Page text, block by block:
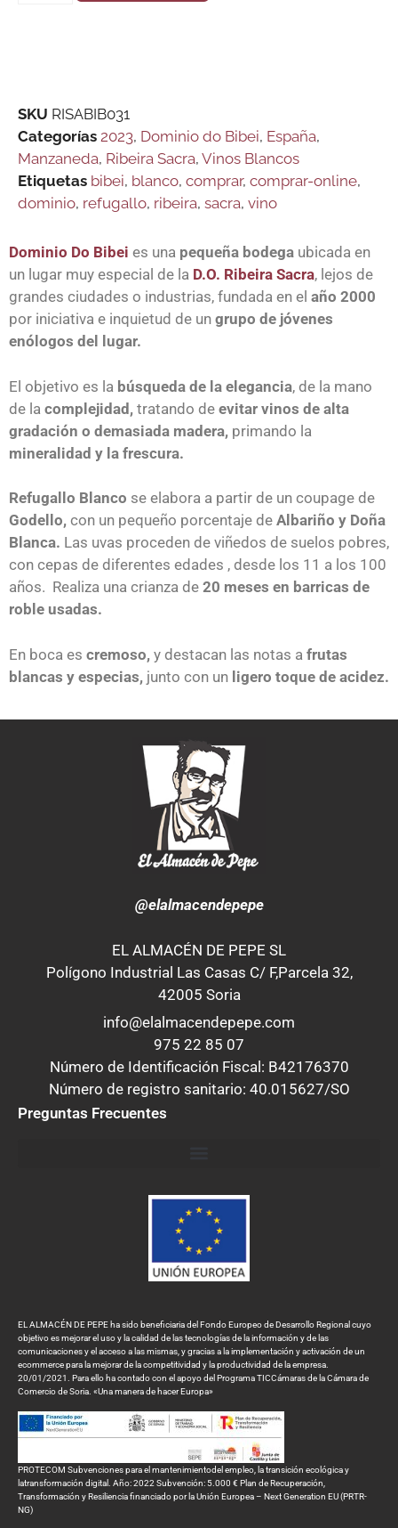
SKU RISABIB031
Categorías 2023, Dominio do Bibei, España,
Manzaneda, Ribeira Sacra, Vinos Blancos
Etiquetas bibei, blanco, comprar, comprar-online,
dominio, refugallo, ribeira, sacra, vino
Dominio Do Bibei es una pequeña bodega ubicada en
un lugar muy especial de la D.O. Ribeira Sacra, lejos de
grandes ciudades o industrias, fundada en el año 2000
por iniciativa e inquietud de un grupo de jóvenes
enólogos del lugar.
El objetivo es la búsqueda de la elegancia, de la mano
de la complejidad, tratando de evitar vinos de alta
gradación o demasiada madera, primando la
mineralidad y la frescura.
Refugallo Blanco se elabora a partir de un coupage de
Godello, con un pequeño porcentaje de Albariño y Doña
Blanca. Las uvas proceden de viñedos de suelos pobres,
con cepas de diferentes edades , desde los 11 a los 100
años. Realiza una crianza de 20 meses en barricas de
roble usadas.
En boca es cremoso, y destacan las notas a frutas
blancas y especias, junto con un ligero toque de acidez.
@elalmacendepepe
EL ALMACÉN DE PEPE SL
Polígono Industrial Las Casas C/ F,Parcela 32,
42005 Soria
info@elalmacendepepe.com
975 22 85 07
Número de Identificación Fiscal: B42176370
Número de registro sanitario: 40.015627/SO
Preguntas Frecuentes
EL ALMACÉN DE PEPE ha sido beneficiaria del Fondo Europeo de Desarrollo Regional cuyo
objetivo es mejorar el uso y la calidad de las tecnologías de la información y de las
comunicaciones y el acceso a las mismas, y gracias a la implementación y activación de un
ecommerce para la mejorar de la competitividad y la productividad de la empresa.
20/01/2021. Para ello ha contado con el apoyo del Programa TICCámaras de la Cámara de
Comercio de Soria. «Una manera de hacer Europa»
PROTECOM Subvenciones para el mantenimientodel empleo, la transición ecológica y
latransformación digital. Año: 2022 Subvención: 5.000 € Plan de Recuperación,
Transformación y Resiliencia financiado por la Unión Europea – Next Generation EU (PRTR-
NG)